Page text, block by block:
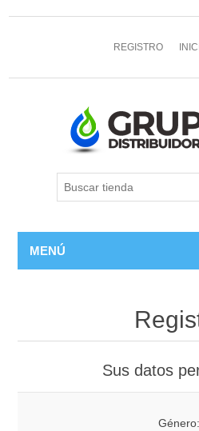
REGISTRO
MENÚ
Sus datos
Género: